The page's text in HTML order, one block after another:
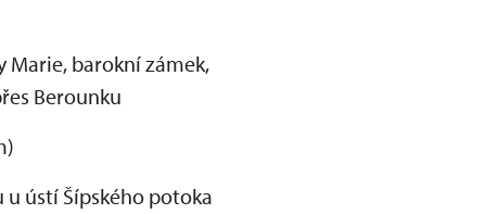
barokní zámek,
Berounku
ústí Šípského potoka